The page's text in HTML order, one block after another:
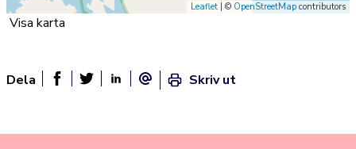
Leaflet | © OpenStreetMap contributors
Visa karta
Dela
Dela sidan på Facebook
E-post
Skriv ut